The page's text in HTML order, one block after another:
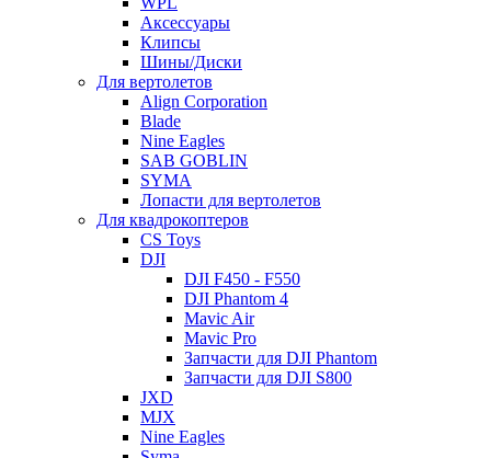
Аксессуары
Клипсы
Шины/Диски
Для вертолетов
Align Corporation
Blade
Nine Eagles
SAB GOBLIN
SYMA
Лопасти для вертолетов
Для квадрокоптеров
CS Toys
DJI
DJI F450 - F550
DJI Phantom 4
Mavic Air
Mavic Pro
Запчасти для DJI Phantom
Запчасти для DJI S800
JXD
MJX
Nine Eagles